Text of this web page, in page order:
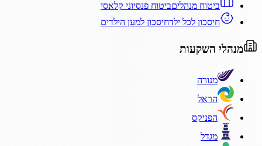
ביטוח מנהליםביטוח פנסיוני קלאסי
חיסכון לכל ילדחיסכון למען הילדים
מנהלי השקעות
מנורה
הראל
הפניקס
מגדל